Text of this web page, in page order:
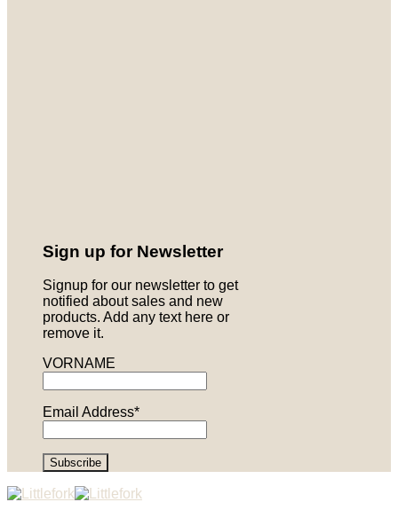
Sign up for Newsletter
Signup for our newsletter to get
notified about sales and new
products. Add any text here or
remove it.
VORNAME
Email Address*